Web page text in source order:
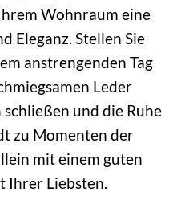
Wohnraum eine
Eleganz. Stellen Sie
anstrengenden Tag
Leder
und die Ruhe
zu Momenten der
mit einem guten
Ihrer Liebsten.